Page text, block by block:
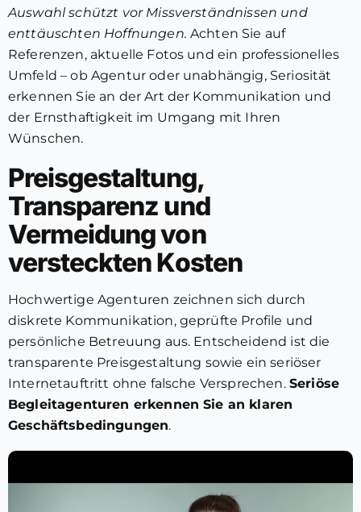
Auswahl schützt vor Missverständnissen und
enttäuschten Hoffnungen. Achten Sie auf
Referenzen, aktuelle Fotos und ein professionelles
Umfeld – ob Agentur oder unabhängig, Seriosität
erkennen Sie an der Art der Kommunikation und
der Ernsthaftigkeit im Umgang mit Ihren
Wünschen.
Preisgestaltung,
Transparenz und
Vermeidung von
versteckten Kosten
Hochwertige Agenturen zeichnen sich durch
diskrete Kommunikation, geprüfte Profile und
persönliche Betreuung aus. Entscheidend ist die
transparente Preisgestaltung sowie ein seriöser
Internetauftritt ohne falsche Versprechen. Seriöse
Begleitagenturen erkennen Sie an klaren
Geschäftsbedingungen.